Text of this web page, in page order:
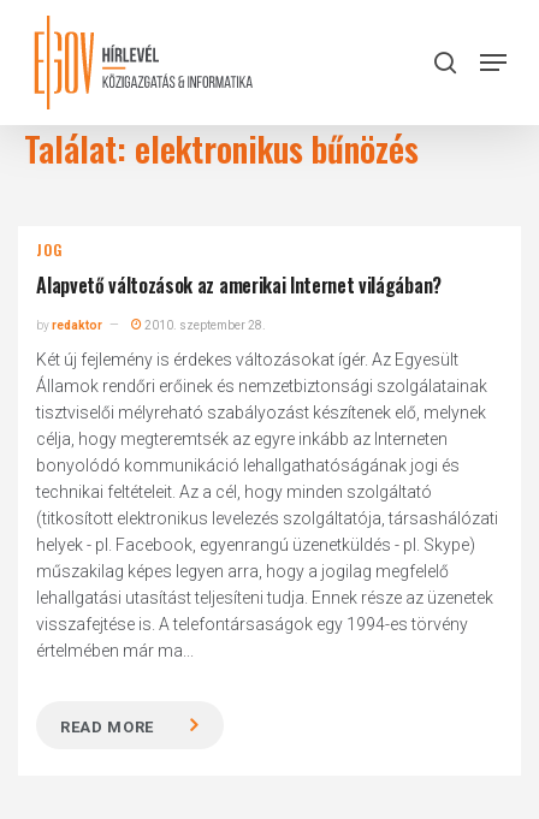
content
search
Menu
Találat: elektronikus bűnözés
JOG
Alapvető változások az amerikai Internet világában?
byredaktor 2010. szeptember 28.
Két új fejlemény is érdekes változásokat ígér. Az Egyesült
Államok rendőri erőinek és nemzetbiztonsági szolgálatainak
tisztviselői mélyreható szabályozást készítenek elő, melynek
célja, hogy megteremtsék az egyre inkább az Interneten
bonyolódó kommunikáció lehallgathatóságának jogi és
technikai feltételeit. Az a cél, hogy minden szolgáltató
(titkosított elektronikus levelezés szolgáltatója, társashálózati
helyek - pl. Facebook, egyenrangú üzenetküldés - pl. Skype)
műszakilag képes legyen arra, hogy a jogilag megfelelő
lehallgatási utasítást teljesíteni tudja. Ennek része az üzenetek
visszafejtése is. A telefontársaságok egy 1994-es törvény
értelmében már ma...
READ MORE
Close